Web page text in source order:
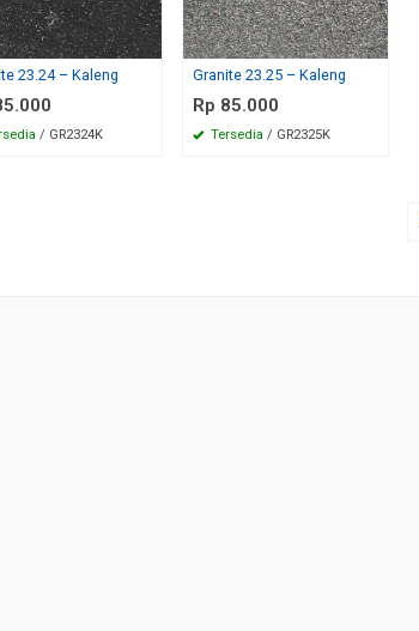
23.24 – Kaleng
/ GR2324K
Granite 23.25 – Kaleng
Rp 85.000
Tersedia / GR2325K